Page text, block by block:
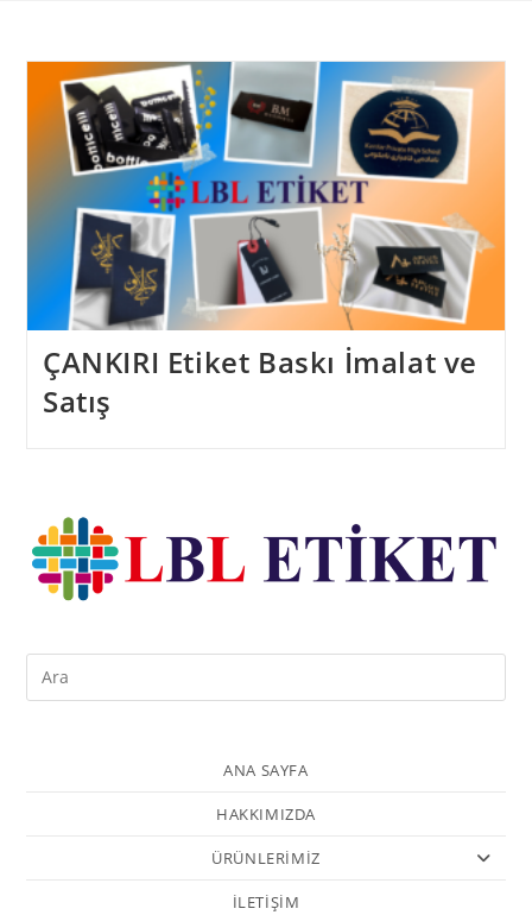
ÇANKIRI Etiket Baskı İmalat ve
Satış
ANA SAYFA
HAKKIMIZDA
ÜRÜNLERİMİZ
İLETİŞİM